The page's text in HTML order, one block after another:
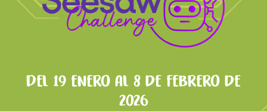
Del 19 enero al 8 de febrero de
2026